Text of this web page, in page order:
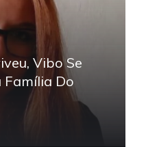
Vibo Se
Família Do